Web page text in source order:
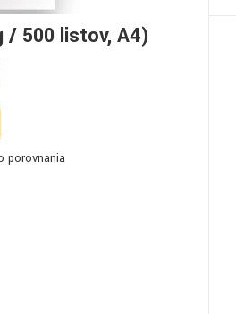
/ 500 listov, A4)
porovnania